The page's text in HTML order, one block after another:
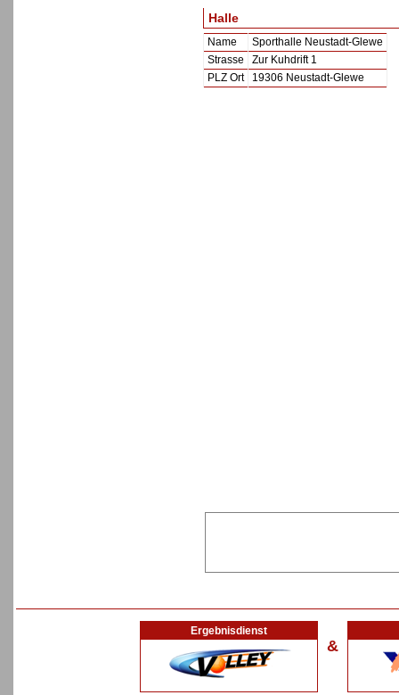
Halle
Name
Sporthalle Neustadt-Glewe
Strasse
Zur Kuhdrift 1
PLZ Ort
19306 Neustadt-Glewe
Ergebnisdienst
&